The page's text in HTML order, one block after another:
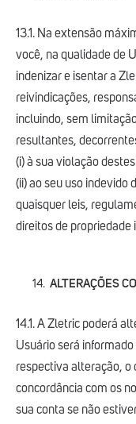
13.1. Na extensão
você, na qualidade de
indenizar e isentar a
reivindicações,
incluindo, sem
resultantes,
(i) à sua violação
(ii) ao seu uso indevido
quaisquer leis,
direitos de propriedade
ALTERAÇÕES
14.1. A Zletric poderá
Usuário será
respectiva alteração, o
concordância com os
sua conta se não